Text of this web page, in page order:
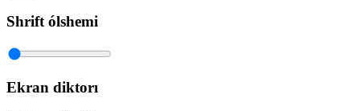
Shrift ólshemi
Ekran diktorı